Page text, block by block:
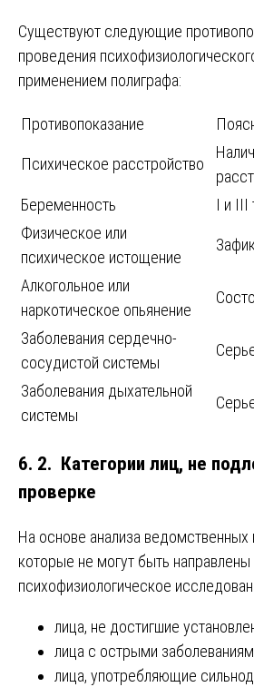
Существуют следующие
проведения
применением полиграфа:
Противопоказание
Психическое расстройство
Беременность
I и III
Физическое или
психическое истощение
Алкогольное или
наркотическое опьянение
Заболевания сердечно-
сосудистой системы
Заболевания дыхательной
системы
6. 2. Категории лиц, не
проверке
На основе анализа ведомственных
которые не могут быть направлены
психофизиологическое
лица, не достигшие
лица с острыми
лица, употребляющие